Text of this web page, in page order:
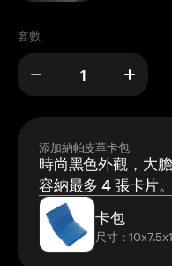
套數
添加納帕皮革卡包
時尚黑色外觀，大
容納最多 4 張卡片。
卡包
尺寸：